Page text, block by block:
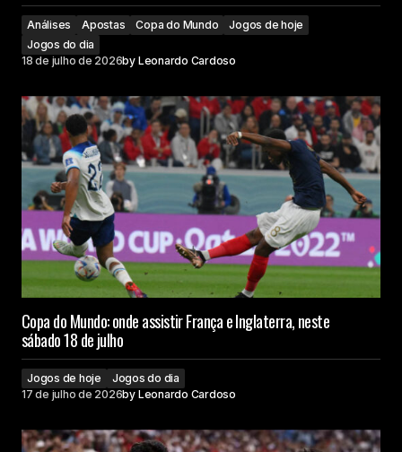
Análises Apostas Copa do Mundo
Jogos de hoje
Jogos do dia
18 de julho de 2026by Leonardo Cardoso
Copa do Mundo: onde assistir França e Inglaterra, neste
sábado 18 de julho
Jogos de hoje
Jogos do dia
17 de julho de 2026by Leonardo Cardoso